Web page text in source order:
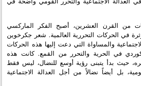
من القرن العشرين، أصبح الفكر الماركسي
في الحركات التحررية العالمية. شعر جكرخوين
والمساواة التي دعت إليها هذه الحركات
في الحرية والتحرر من القمع. كانت هذه
حيث بدأ يتبنى رؤية أوسع للنضال، ليس فقط
بل أيضاً نضالاً من أجل العدالة الاجتماعية